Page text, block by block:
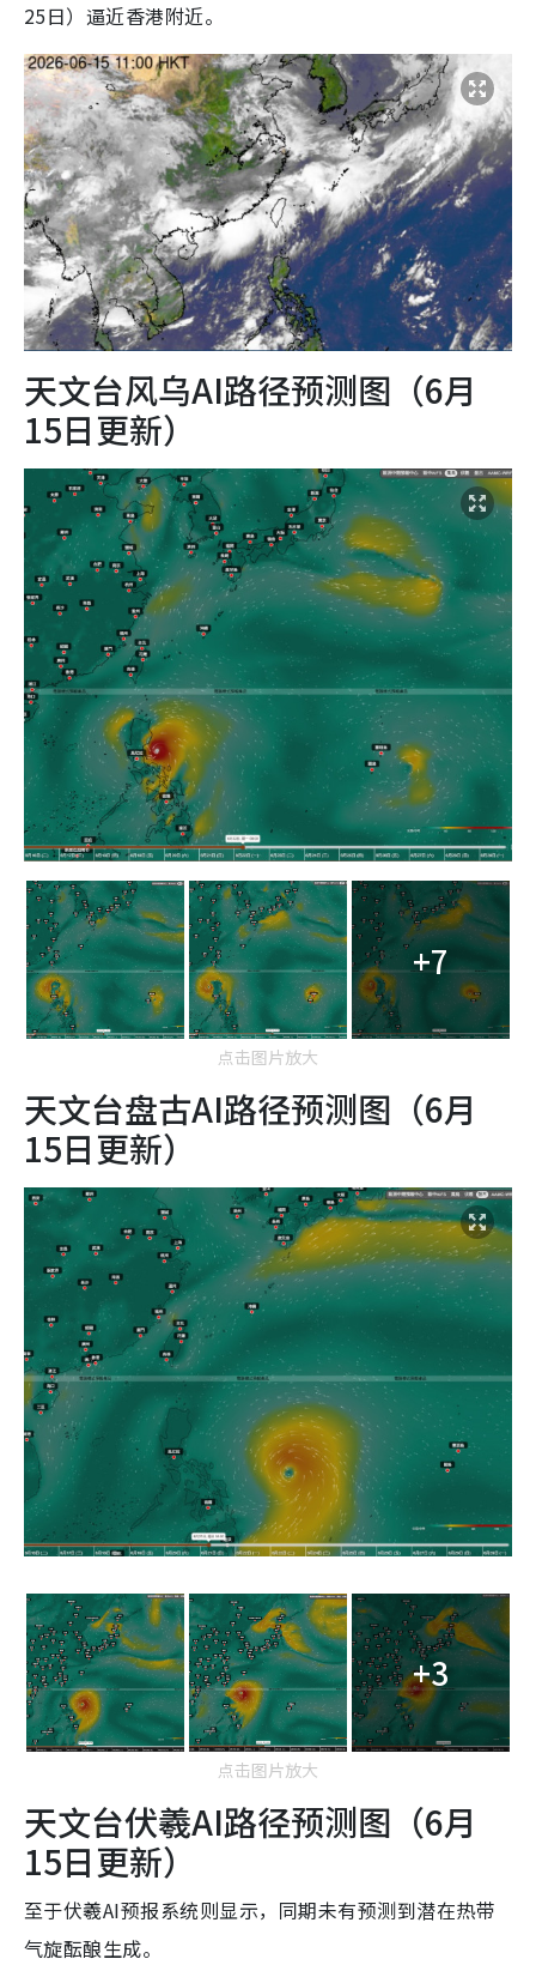
25日）逼近香港附近。
天文台风乌AI路径预测图（6月
15日更新）
+7
点击图片放大
天文台盘古AI路径预测图（6月
15日更新）
+3
点击图片放大
天文台伏羲AI路径预测图（6月
15日更新）
至于伏羲AI预报系统则显示，同期未有预测到潜在热带
气旋酝酿生成。